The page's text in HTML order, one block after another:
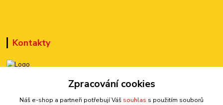
Kontakty
+420 777 899 301Zpracování cookies
Náš e-shop a partneři potřebují Váš souhlas s použitím souborů